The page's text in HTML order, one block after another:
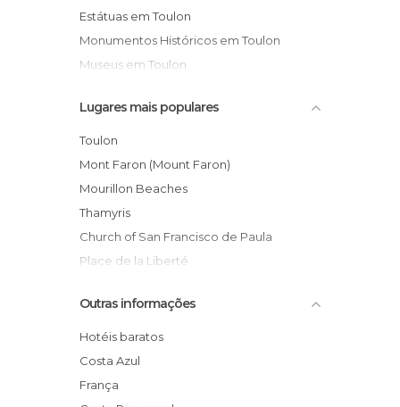
Estátuas em Toulon
Monumentos Históricos em Toulon
Museus em Toulon
Praças em Toulon
Praias em Toulon
Lugares mais populares
Toulon
Mont Faron (Mount Faron)
Mourillon Beaches
Thamyris
Church of San Francisco de Paula
Place de la Liberté
Port of Toulon
Toulon Port statue
Cableway of Faron mount
Marine Museum
Outras informações
Hotéis baratos
Costa Azul
França